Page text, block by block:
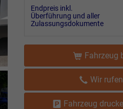
Endpreis inkl.
Überführung und aller
Zulassungsdokumente
Fahrzeug
Wir
Fahrzeug